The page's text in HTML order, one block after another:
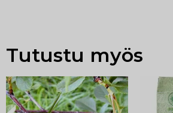
Tutustu myös